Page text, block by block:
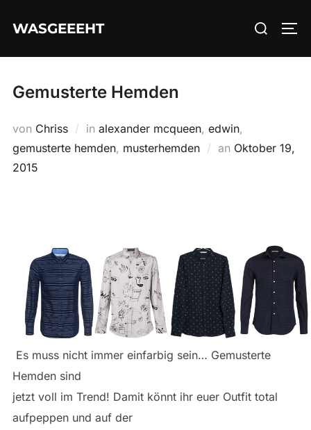
InhaltWASGEEEHT
Suchen
Gemusterte Hemden
von Chriss in alexander mcqueen, edwin,
gemusterte hemden, musterhemden an Veröffentlicht
Oktober 19,
2015
Es muss nicht immer einfarbig sein… Gemusterte
Hemden sind
jetzt voll im Trend! Damit könnt ihr euer Outfit total
aufpeppen und auf der